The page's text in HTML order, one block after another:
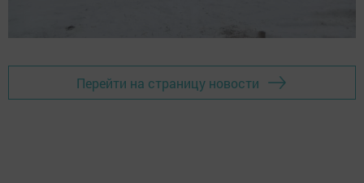
Перейти на страницу новости